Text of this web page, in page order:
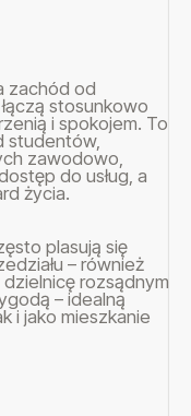
zachód od
stosunkowo
i spokojem. To
studentów,
zawodowo,
do usług, a
życia.
plasują się
– również
dzielnicę rozsądnym
– idealną
i jako mieszkanie